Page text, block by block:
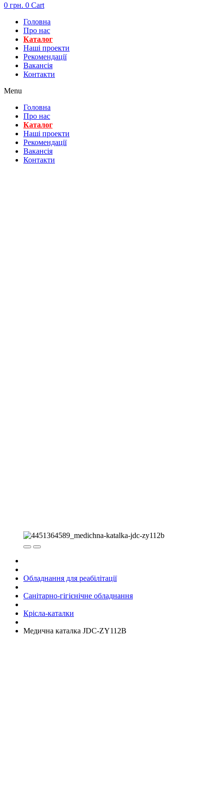
0 грн. 0 Cart
Головна
Про нас
Каталог
Нашi проекти
Рекомендації
Вакансiя
Контакти
Menu
Головна
Про нас
Каталог
Нашi проекти
Рекомендації
Вакансiя
Контакти
Обладнання для реабілітації
Санітарно-гігієнічне обладнання
Крісла-каталки
Медична каталка JDC-ZY112B